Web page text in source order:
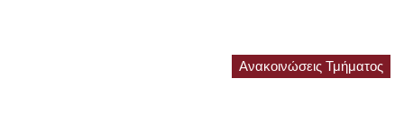
Ανακοινώσεις Τμήματος